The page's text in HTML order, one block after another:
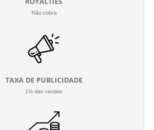
Não cobra
TAXA DE PUBLICIDADE
1% das vendas